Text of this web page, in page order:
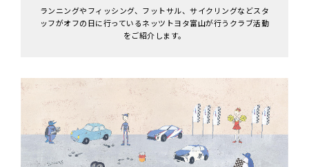
ランニングやフィッシング、フットサル、サイクリングなどスタ
ッフがオフの日に行っているネッツトヨタ富山が行うクラブ活動
をご紹介します。